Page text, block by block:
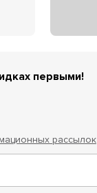
первыми!
рассылок